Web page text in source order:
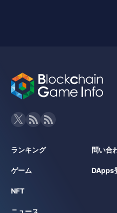
ランキング
ゲーム
NFT
ニュース
問い合
DApps